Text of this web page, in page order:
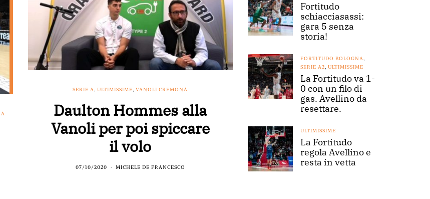
SERIE A,ULTIMISSIME,VANOLI CREMONA
Daulton Hommes alla
Vanoli per poi spiccare
il volo
07/10/2020 MICHELE DE FRANCESCO
Fortitudo
schiacciasassi:
gara 5 senza
storia!
FORTITUDO BOLOGNA,
SERIE A2, ULTIMISSIME
La Fortitudo va 1-
0 con un filo di
gas. Avellino da
resettare.
ULTIMISSIME
La Fortitudo
regola Avellino e
resta in vetta